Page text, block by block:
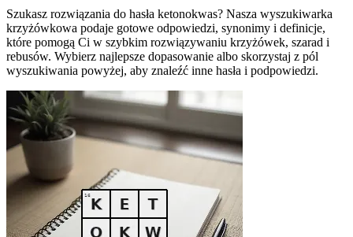
Szukasz rozwiązania do hasła ketonokwas? Nasza wyszukiwarka
krzyżówkowa podaje gotowe odpowiedzi, synonimy i definicje,
które pomogą Ci w szybkim rozwiązywaniu krzyżówek, szarad i
rebusów. Wybierz najlepsze dopasowanie albo skorzystaj z pól
wyszukiwania powyżej, aby znaleźć inne hasła i podpowiedzi.